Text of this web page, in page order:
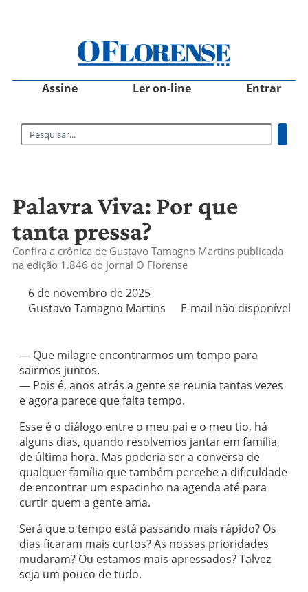
Assine Ler on-line Entrar
Palavra Viva: Por que
tanta pressa?
Confira a crônica de Gustavo Tamagno Martins publicada
na edição 1.846 do jornal O Florense
6 de novembro de 2025
Gustavo Tamagno Martins
E-mail não disponível
— Que milagre encontrarmos um tempo para
sairmos juntos.
— Pois é, anos atrás a gente se reunia tantas vezes
e agora parece que falta tempo.
Esse é o diálogo entre o meu pai e o meu tio, há
alguns dias, quando resolvemos jantar em família,
de última hora. Mas poderia ser a conversa de
qualquer família que também percebe a dificuldade
de encontrar um espacinho na agenda até para
curtir quem a gente ama.
Será que o tempo está passando mais rápido? Os
dias ficaram mais curtos? As nossas prioridades
mudaram? Ou estamos mais apressados? Talvez
seja um pouco de tudo.